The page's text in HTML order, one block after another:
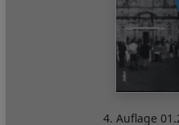
4. Auflage